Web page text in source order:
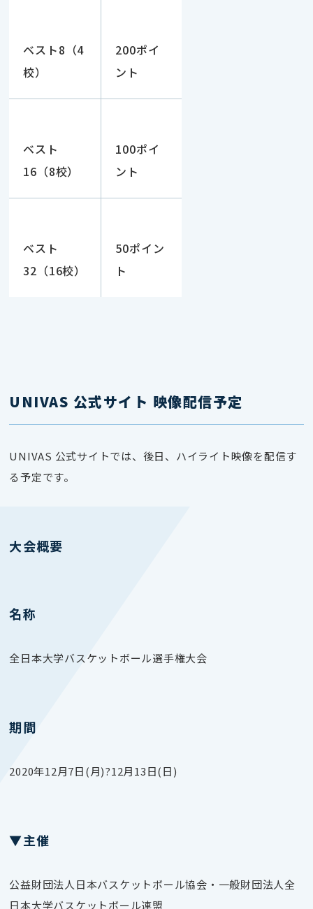
ベスト8（4
校）
200ポイ
ント
ベスト
16（8校）
100ポイ
ント
ベスト
32（16校）
50ポイン
ト
UNIVAS 公式サイト 映像配信予定
UNIVAS 公式サイトでは、後日、ハイライト映像を配信す
る予定です。
大会概要
名称
全日本大学バスケットボール選手権大会
期間
2020年12月7日(月)?12月13日(日)
▼主催
公益財団法人日本バスケットボール協会・一般財団法人全
日本大学バスケットボール連盟